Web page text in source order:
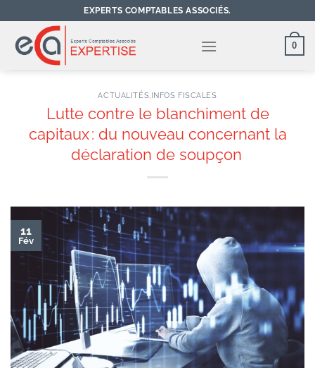
au
contenu
EXPERTS COMPTABLES ASSOCIÉS.
0
ACTUALITÉS,INFOS FISCALES
Lutte contre le blanchiment de
capitaux : du nouveau concernant la
déclaration de soupçon
11
Fév